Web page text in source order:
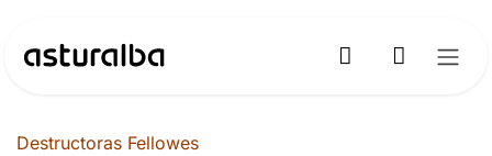
Destructoras Fellowes